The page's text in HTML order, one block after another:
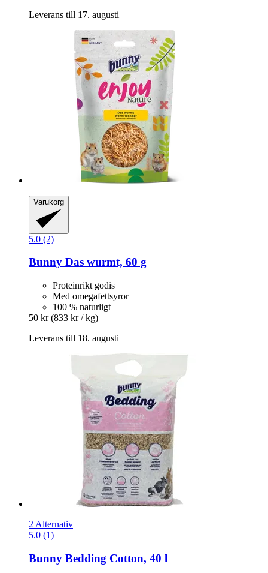
Leverans till 17. augusti
Varukorg
5.0 (2)
Bunny Das wurmt, 60 g
Proteinrikt godis
Med omegafettsyror
100 % naturligt
50 kr (833 kr / kg)
Leverans till 18. augusti
2 Alternativ
5.0 (1)
Bunny Bedding Cotton, 40 l